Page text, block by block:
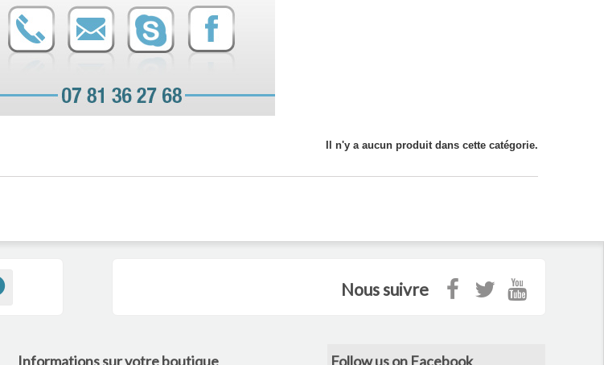
Il n'y a aucun produit dans cette catégorie.
Nous suivre
Informations sur votre boutique Follow us on Facebook